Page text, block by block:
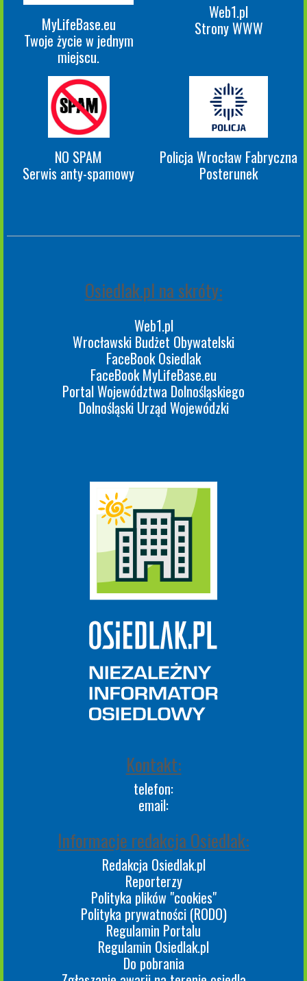
MyLifeBase.eu
Twoje życie w jednym
miejscu.
Web1.pl
Strony WWW
NO SPAM
Serwis anty-spamowy
Policja Wrocław Fabryczna
Posterunek
Osiedlak.pl na skróty:
Web1.pl
Wrocławski Budżet Obywatelski
FaceBook Osiedlak
FaceBook MyLifeBase.eu
Portal Województwa Dolnośląskiego
Dolnośląski Urząd Wojewódzki
Kontakt:
telefon:
email:
Informacje redakcja Osiedlak:
Redakcja Osiedlak.pl
Reporterzy
Polityka plików "cookies"
Polityka prywatności (RODO)
Regulamin Portalu
Regulamin Osiedlak.pl
Do pobrania